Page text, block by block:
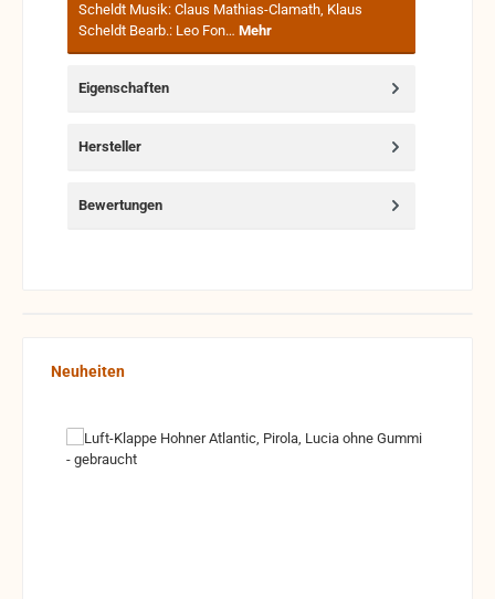
Scheldt Musik: Claus Mathias-Clamath, Klaus
Scheldt Bearb.: Leo Fon… Mehr
Eigenschaften
Hersteller
Bewertungen
Produktgalerie überspringen
Neuheiten